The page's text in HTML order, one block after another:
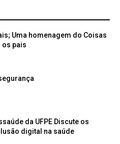
Uma homenagem do Coisas
os pais
da UFPE Discute os